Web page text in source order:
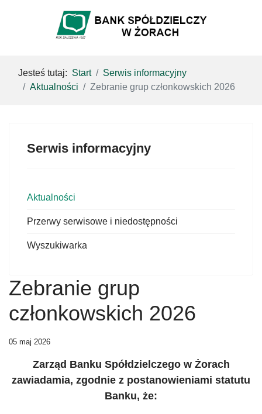
Jesteś tutaj: Start
Serwis informacyjny
Aktualności
Zebranie grup członkowskich 2026
Serwis informacyjny
Aktualności
Przerwy serwisowe i niedostępności
Wyszukiwarka
Zebranie grup
członkowskich 2026
05 maj 2026
Zarząd Banku Spółdzielczego w Żorach
zawiadamia, zgodnie z postanowieniami statutu
Banku, że: